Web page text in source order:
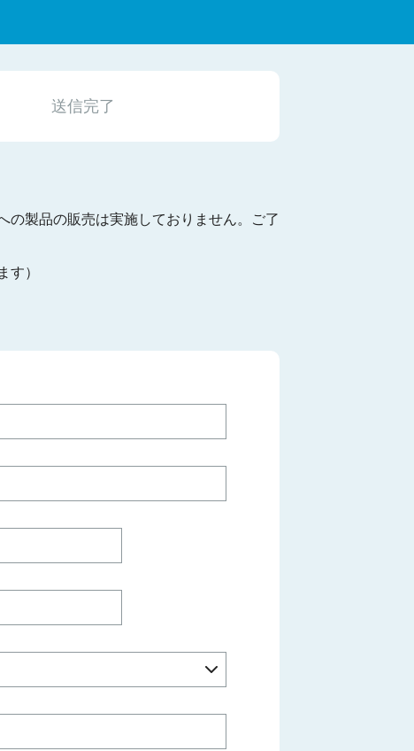
送信完了
の製品の販売は実施しておりません。ご了
す）